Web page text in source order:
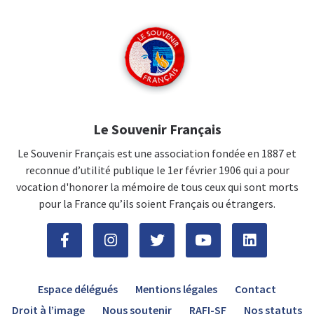
Le Souvenir Français
Le Souvenir Français est une association fondée en 1887 et
reconnue d’utilité publique le 1er février 1906 qui a pour
vocation d'honorer la mémoire de tous ceux qui sont morts
pour la France qu’ils soient Français ou étrangers.
Espace délégués Mentions légales
Contact
Droit à l’image
Nous soutenir RAFI-SF Nos statuts